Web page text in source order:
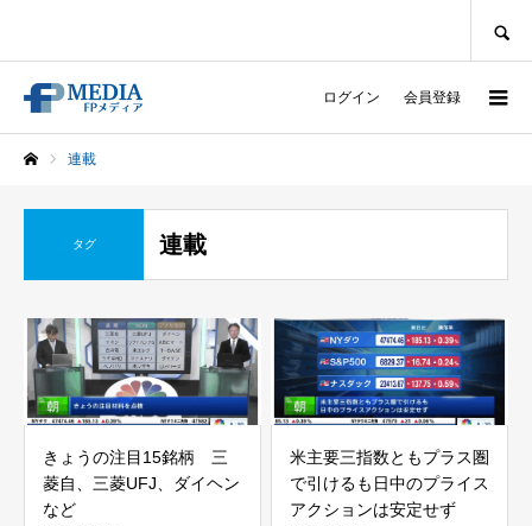
ログイン 会員登録
連載
タグ 連載
きょうの注目15銘柄 三
菱自、三菱UFJ、ダイヘン
など
米主要三指数ともプラス圏
で引けるも日中のプライス
アクションは安定せず